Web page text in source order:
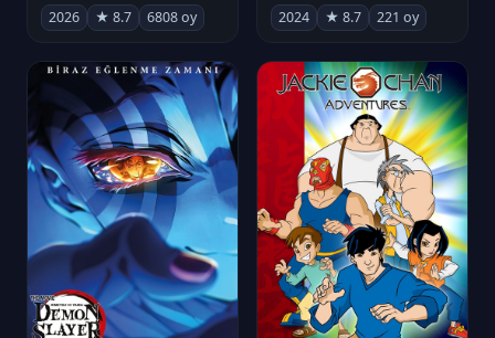
2026 ★ 8.7 6808 oy 2024 ★ 8.7 221 oy